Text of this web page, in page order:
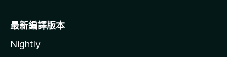
最新編譯版本
Nightly